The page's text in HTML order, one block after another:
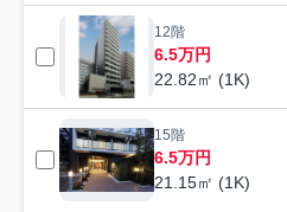
12階
6.5万円
22.82㎡ (1K)
15階
6.5万円
21.15㎡ (1K)